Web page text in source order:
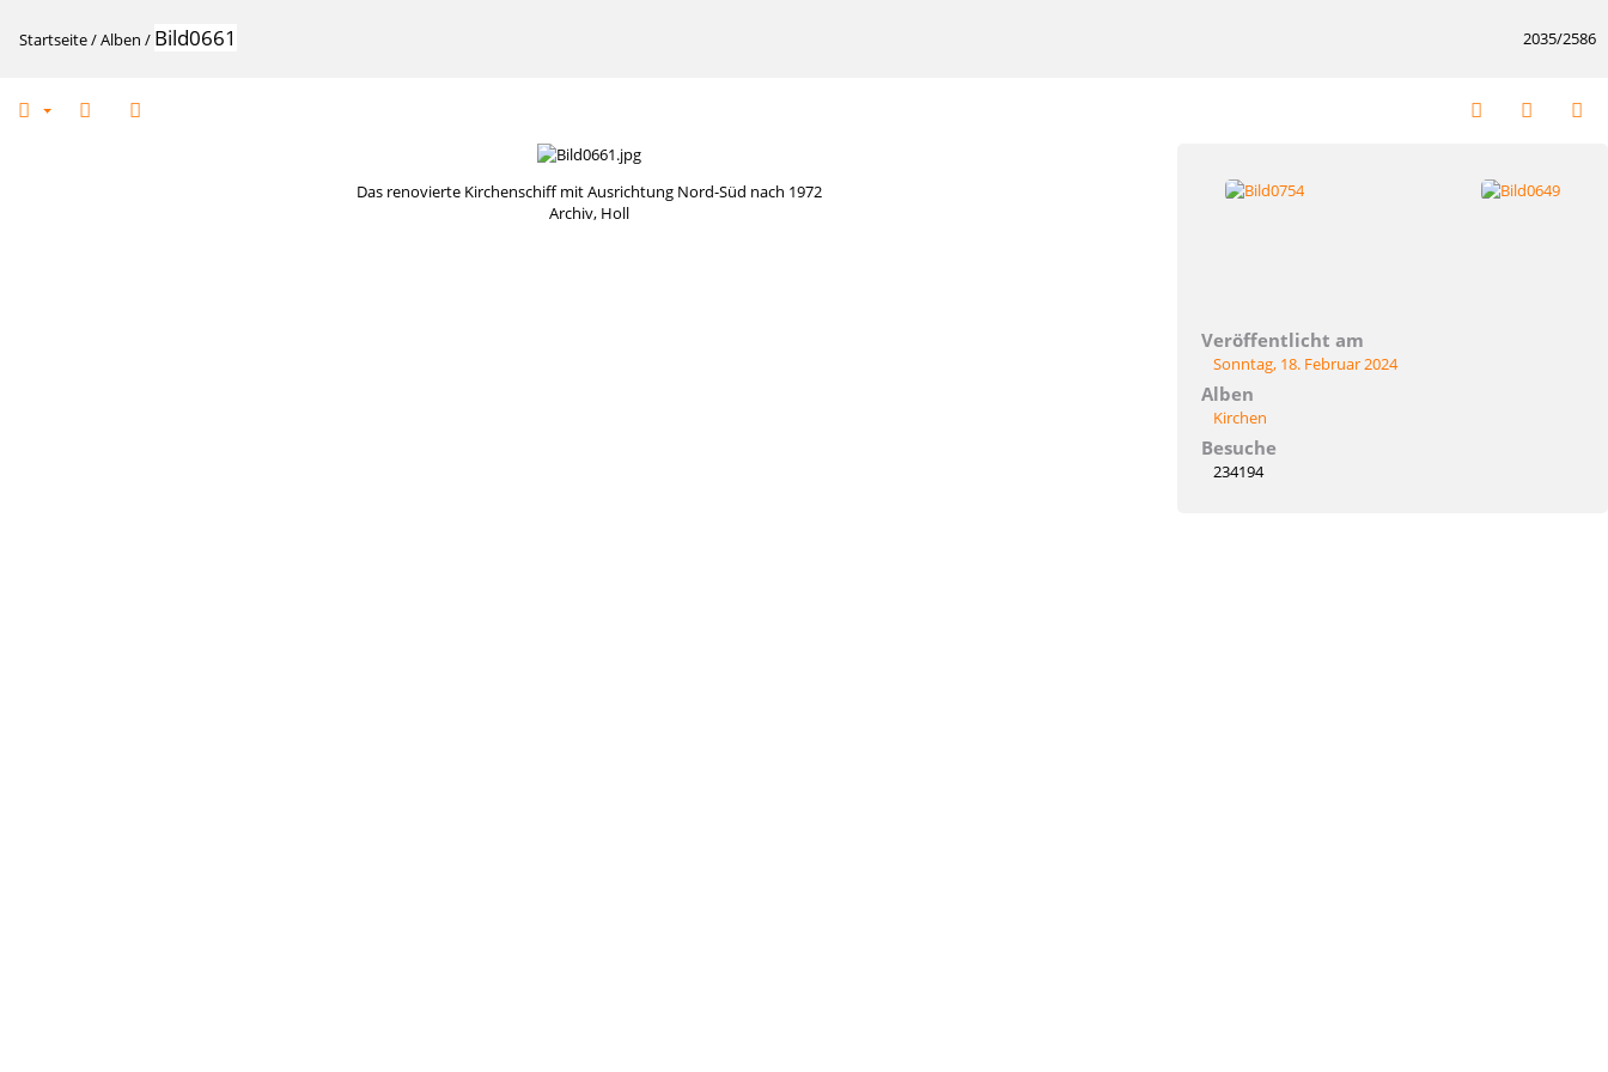
2035/2586
Startseite/Alben / Bild0661
Das renovierte Kirchenschiff mit Ausrichtung Nord-Süd nach 1972
Archiv, Holl
Veröffentlicht am
Sonntag, 18. Februar 2024
Alben
Kirchen
Besuche
234194